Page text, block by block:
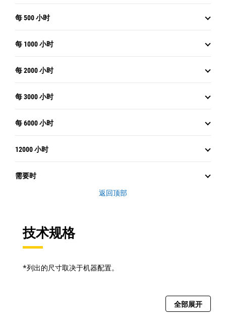
每 500 小时
每 1000 小时
每 2000 小时
每 3000 小时
每 6000 小时
12000 小时
需要时
返回顶部
技术规格
*列出的尺寸取决于机器配置。
全部展开